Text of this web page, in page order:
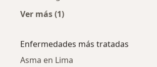
Ver más (1)
Enfermedades más tratadas
Asma en Lima